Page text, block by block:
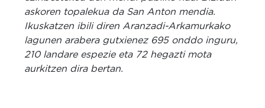
askoren topalekua da San Anton mendia.
Ikuskatzen ibili diren Aranzadi-Arkamurkako
lagunen arabera gutxienez 695 onddo inguru,
210 landare espezie eta 72 hegazti mota
aurkitzen dira bertan.